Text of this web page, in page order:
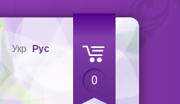
0
Укр Рус